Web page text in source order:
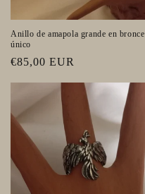
Anillo de amapola grande en bronce
único
Precio
€85,00 EUR